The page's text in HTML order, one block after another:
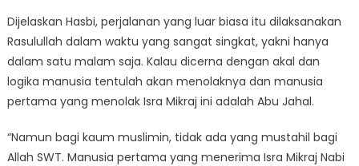
Dijelaskan Hasbi, perjalanan yang luar biasa itu dilaksanakan
Rasulullah dalam waktu yang sangat singkat, yakni hanya
dalam satu malam saja. Kalau dicerna dengan akal dan
logika manusia tentulah akan menolaknya dan manusia
pertama yang menolak Isra Mikraj ini adalah Abu Jahal.
“Namun bagi kaum muslimin, tidak ada yang mustahil bagi
Allah SWT. Manusia pertama yang menerima Isra Mikraj Nabi